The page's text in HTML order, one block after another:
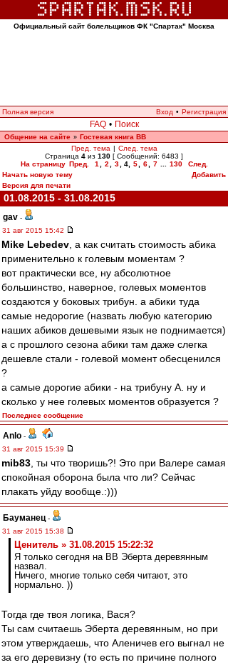
Официальный сайт болельщиков ФК "Спартак" Москва
Полная версия Вход • Регистрация
FAQ • Поиск
Общение на сайте » Гостевая книга ВВ
Пред. тема | След. тема
Страница 4 из 130 [ Сообщений: 6483 ]
На страницу Пред. 1 2 3 4, 5 6 7 130
След.
Начать новую тему
Добавить
Версия для печати
01.08.2015 - 31.08.2015
gav -
31 авг 2015 15:42
Mike Lebedev , а как считать стоимость абика
применительно к голевым моментам ?
вот практически все, ну абсолютное
большинство, наверное, голевых моментов
создаются у боковых трибун. а абики туда
самые недорогие (назвать любую категорию
наших абиков дешевыми язык не поднимается)
а с прошлого сезона абики там даже слегка
дешевле стали - голевой момент обесценился
?
а самые дорогие абики - на трибуну А. ну и
сколько у нее голевых моментов образуется ?
Последнее сообщение
Anlo -
31 авг 2015 15:39
mib83 , ты что творишь?! Это при Валере самая
спокойная оборона была что ли? Сейчас
плакать уйду вообще.:)))
Бауманец -
31 авг 2015 15:38
Ценитель » 31.08.2015 15:22:32
Я только сегодня на ВВ Эберта деревянным
назвал.
Ничего, многие только себя читают, это
нормально. ))
Тогда где твоя логика, Вася?
Ты сам считаешь Эберта деревянным, но при
этом утверждаешь, что Аленичев его выгнал не
за его деревизну (то есть по причине полного